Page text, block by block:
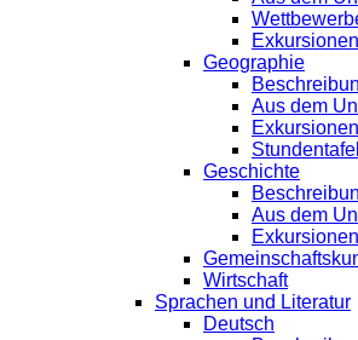
Exkursionen
Geographie
Aus dem
Exkursionen
Stundentafel
Geschichte
Aus dem
Wirtschaft
Sprachen und Literatur
Deutsch